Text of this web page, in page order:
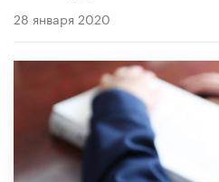
28 января 2020